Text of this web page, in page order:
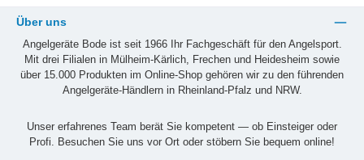
Über uns
Angelgeräte Bode ist seit 1966 Ihr Fachgeschäft für den Angelsport.
Mit drei Filialen in Mülheim-Kärlich, Frechen und Heidesheim sowie
über 15.000 Produkten im Online-Shop gehören wir zu den führenden
Angelgeräte-Händlern in Rheinland-Pfalz und NRW.
Unser erfahrenes Team berät Sie kompetent — ob Einsteiger oder
Profi. Besuchen Sie uns vor Ort oder stöbern Sie bequem online!